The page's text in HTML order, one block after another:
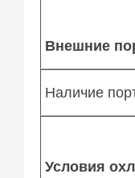
Внешние
Наличие
Условия